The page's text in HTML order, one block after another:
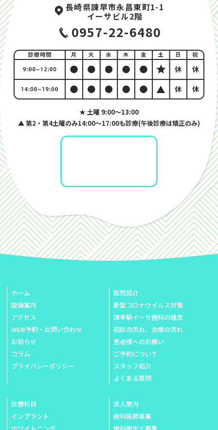
長崎県諫早市永昌東町1-1
イーサビル2階
0957-22-6480
★ 土曜 9:00〜13:00
▲ 第2・第4土曜のみ14:00〜17:00も診療(午後診療は矯正のみ)
ホーム
設備案内
アクセス
WEB予約・お問い合わせ
お知らせ
コラム
プライバシーポリシー
医院紹介
新型コロナウイルス対策
諫早駅イーサ歯科の理念
初診の流れ、治療の流れ
患者様へのお願い
ご予約について
スタッフ紹介
よくある質問
診療科目
インプラント
求人案内
歯科医師募集